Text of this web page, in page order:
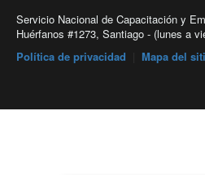
Servicio Nacional de Capacitación y
Huérfanos #1273, Santiago - (lunes a
Política de privacidad
Mapa del